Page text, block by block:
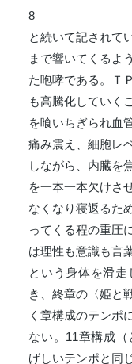
8
と続いて記されて
まで響いてくるよ
た咆哮である。Ｔ
も高騰化していく
を喰いちぎられ血
痛み震え、細胞レ
しながら、内臓を
を一本一本欠けさ
なくなり寝返るた
ってくる程の重圧
は理性も意識も言
という身体を滑
き、終章の〈姫と
く章構成のテンポ
ない。11章構成
げしいテンポと同